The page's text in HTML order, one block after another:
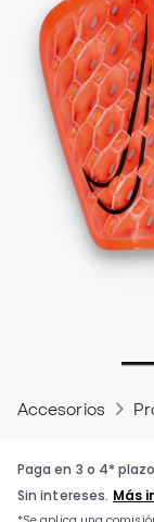
Accesorios